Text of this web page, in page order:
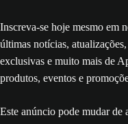
Inscreva-se hoje mesmo em
últimas notícias,
exclusivas e muito mais de
produtos, eventos e
Este anúncio pode mudar de